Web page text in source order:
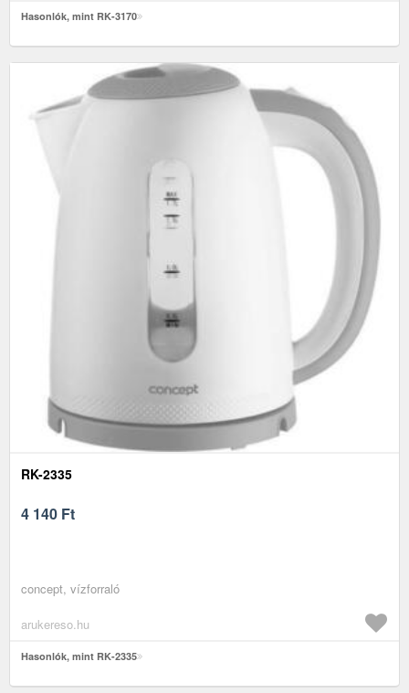
Hasonlók, mint RK-3170
RK-2335
4 140 Ft
concept, vízforraló
arukereso.hu
Hasonlók, mint RK-2335